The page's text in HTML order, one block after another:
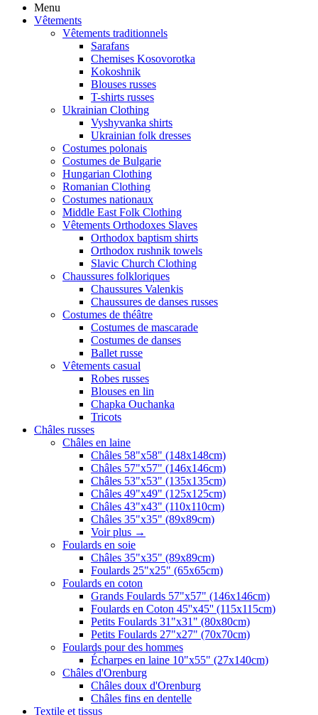
Menu
Vêtements
Vêtements traditionnels
Sarafans
Chemises Kosovorotka
Kokoshnik
Blouses russes
T-shirts russes
Ukrainian Clothing
Vyshyvanka shirts
Ukrainian folk dresses
Costumes polonais
Costumes de Bulgarie
Hungarian Clothing
Romanian Clothing
Costumes nationaux
Middle East Folk Clothing
Vêtements Orthodoxes Slaves
Orthodox baptism shirts
Orthodox rushnik towels
Slavic Church Clothing
Chaussures folkloriques
Chaussures Valenkis
Chaussures de danses russes
Costumes de théâtre
Costumes de mascarade
Costumes de danses
Ballet russe
Vêtements casual
Robes russes
Blouses en lin
Chapka Ouchanka
Tricots
Châles russes
Châles en laine
Châles 58"x58" (148x148cm)
Châles 57"x57" (146x146cm)
Châles 53"x53" (135x135cm)
Châles 49"x49" (125x125cm)
Châles 43"x43" (110x110cm)
Châles 35"x35" (89x89cm)
Voir plus →
Foulards en soie
Châles 35"x35" (89x89cm)
Foulards 25"x25" (65x65cm)
Foulards en coton
Grands Foulards 57"x57" (146x146cm)
Foulards en Coton 45''x45'' (115x115cm)
Petits Foulards 31"x31" (80x80cm)
Petits Foulards 27"x27" (70x70cm)
Foulards pour des hommes
Écharpes en laine 10"x55" (27x140cm)
Châles d'Orenburg
Châles doux d'Orenburg
Châles fins en dentelle
Textile et tissus